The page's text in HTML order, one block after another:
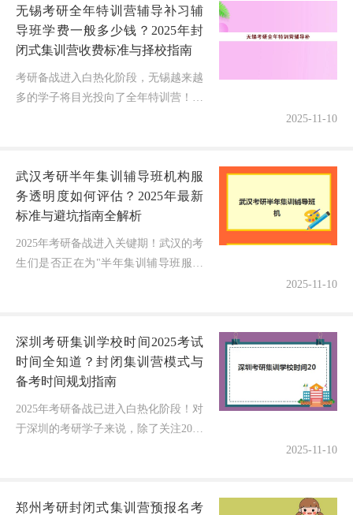
无锡考研全年特训营辅导补习辅
导班学费一般多少钱？2025年封
闭式集训营收费标准与择校指南
考研备战进入白热化阶段，无锡越来越
多的学子将目光投向了全年特训营！但
钱？...
2025-11-10
武汉考研半年集训辅导班机构服
务透明度如何评估？2025年最新
标准与避坑指南全解析
2025年考研备战进入关键期！武汉的考
生们是否正在为"半年集训辅导班服务
2025-11-10
深圳考研集训学校时间2025考试
时间全知道？封闭集训营模式与
备考时间规划指南
2025年考研备战已进入白热化阶段！对
于深圳的考研学子来说，除了关注2025
2025-11-10
郑州考研封闭式集训营预报名考